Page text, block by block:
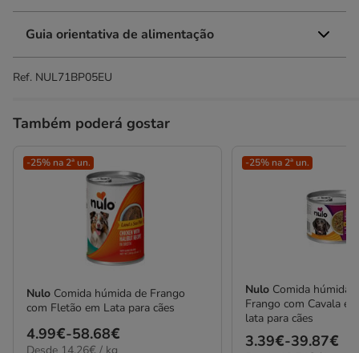
Guia orientativa de alimentação
Ref. NUL71BP05EU
Também poderá gostar
-25% na 2ª un.
Nulo Comida húmida de Frango
com Fletão em Lata para cães
Preço
4.99€-58.68€
14.26€
-25% na 2ª un.
Nulo Comida húmida
Frango com Cavala
lata para cães
Preço
3.39€-39.87€